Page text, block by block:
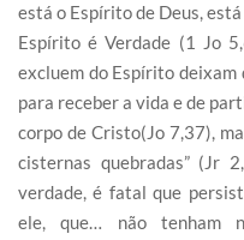
está o Espírito de Deus,
Espírito é Verdade (1 Jo
excluem do Espírito deixam
para receber a vida e de
corpo de Cristo(Jo 7,37),
cisternas quebradas” (Jr
verdade, é fatal que
ele, que… não tenham